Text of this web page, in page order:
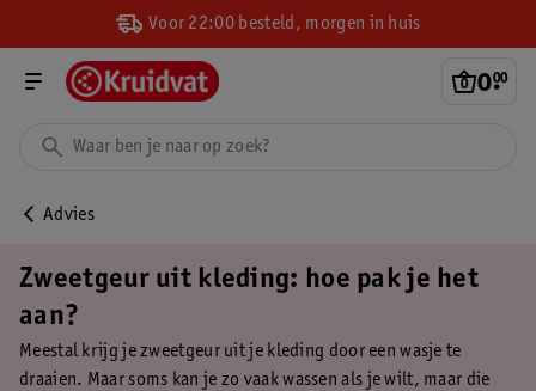
Voor 22:00 besteld, morgen in huis
0.
00
Advies
Zweetgeur uit kleding: hoe pak je het
aan?
Meestal krijg je zweetgeur uit je kleding door een wasje te
draaien. Maar soms kan je zo vaak wassen als je wilt, maar die